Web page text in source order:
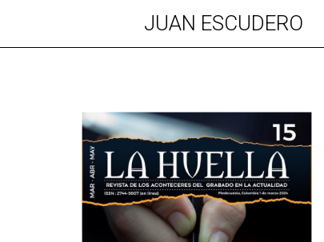
JUAN ESCUDERO